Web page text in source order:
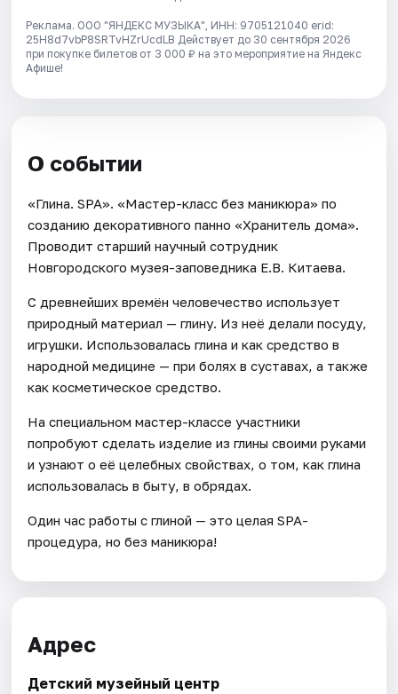
Реклама. ООО "ЯНДЕКС МУЗЫКА", ИНН: 9705121040 erid:
25H8d7vbP8SRTvHZrUcdLB Действует до 30 сентября 2026
при покупке билетов от 3 000 ₽ на это мероприятие на Яндекс
Афише!
О событии
«Глина. SPA». «Мастер-класс без маникюра» по
созданию декоративного панно «Хранитель дома».
Проводит старший научный сотрудник
Новгородского музея-заповедника Е.В. Китаева.
С древнейших времён человечество использует
природный материал — глину. Из неё делали посуду,
игрушки. Использовалась глина и как средство в
народной медицине — при болях в суставах, а также
как косметическое средство.
На специальном мастер-классе участники
попробуют сделать изделие из глины своими руками
и узнают о её целебных свойствах, о том, как глина
использовалась в быту, в обрядах.
Один час работы с глиной — это целая SPA-
процедура, но без маникюра!
Адрес
Детский музейный центр